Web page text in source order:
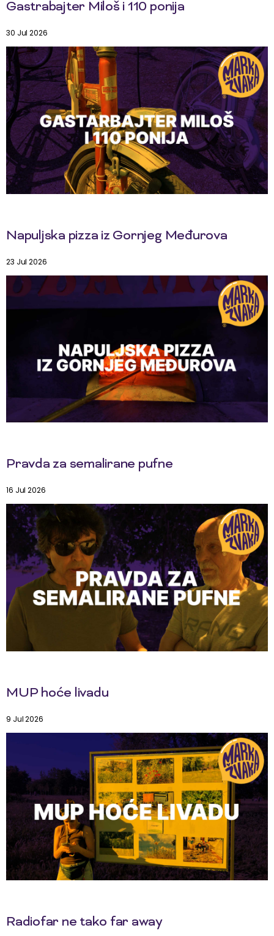
Gastrabajter Miloš i 110 ponija
30 Jul 2026
Napuljska pizza iz Gornjeg Međurova
23 Jul 2026
Pravda za semalirane pufne
16 Jul 2026
MUP hoće livadu
9 Jul 2026
Radiofar ne tako far away